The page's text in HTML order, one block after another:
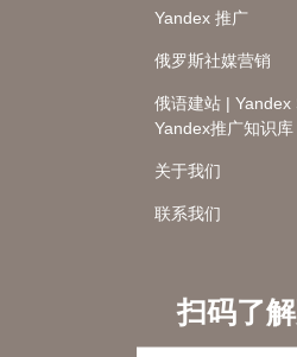
Yandex 推广
俄罗斯社媒营销
俄语建站 | Yandex
Yandex推广知识库
关于我们
联系我们
扫码了